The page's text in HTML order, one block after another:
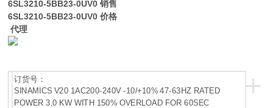
6SL3210-5BB23-0UV0 销售
6SL3210-5BB23-0UV0 价格
代理
+
订货号：
SINAMICS V20 1AC200-240V -10/+10% 47-63HZ RATED
POWER 3,0 KW WITH 150% OVERLOAD FOR 60SEC